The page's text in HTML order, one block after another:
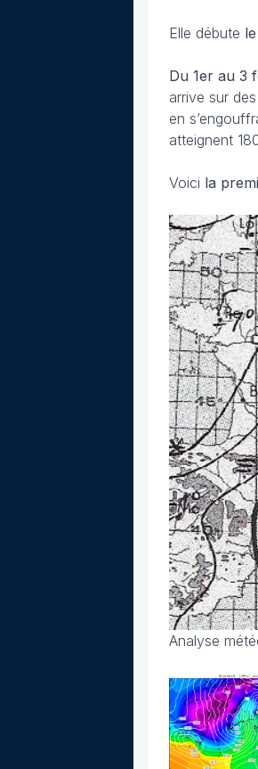
Elle débute
Du 1er au 3
arrive sur
en
atteignent
Voici la
Analyse